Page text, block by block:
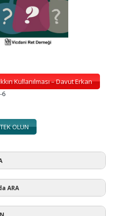
Kullanılması – Davut Erkan
OLUN
ARA